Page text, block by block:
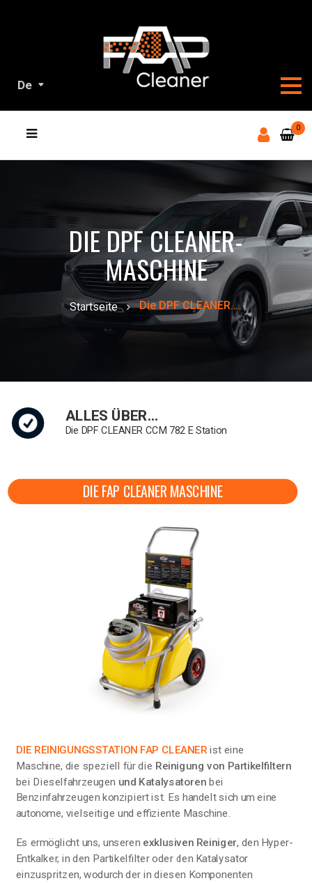
De
0
DIE DPF CLEANER-
MASCHINE
Startseite Die DPF CLEANER-Maschine
ALLES ÜBER…
Die DPF CLEANER CCM 782 E Station
DIE FAP CLEANER MASCHINE
DIE REINIGUNGSSTATION FAP CLEANER ist eine
Maschine, die speziell für die Reinigung von Partikelfiltern
bei Dieselfahrzeugen und Katalysatoren bei
Benzinfahrzeugen konzipiert ist. Es handelt sich um eine
autonome, vielseitige und effiziente Maschine.
Es ermöglicht uns, unseren exklusiven Reiniger, den Hyper-
Entkalker, in den Partikelfilter oder den Katalysator
einzuspritzen, wodurch der in diesen Komponenten